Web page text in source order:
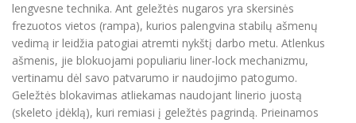
lengvesne technika. Ant geležtės nugaros yra skersinės
frezuotos vietos (rampa), kurios palengvina stabilų ašmenų
vedimą ir leidžia patogiai atremti nykštį darbo metu. Atlenkus
ašmenis, jie blokuojami populiariu liner-lock mechanizmu,
vertinamu dėl savo patvarumo ir naudojimo patogumo.
Geležtės blokavimas atliekamas naudojant linerio juostą
(skeleto įdėklą), kuri remiasi į geležtės pagrindą. Prieinamos